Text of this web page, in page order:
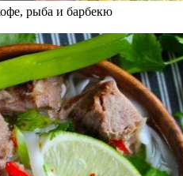
рыба и барбекю